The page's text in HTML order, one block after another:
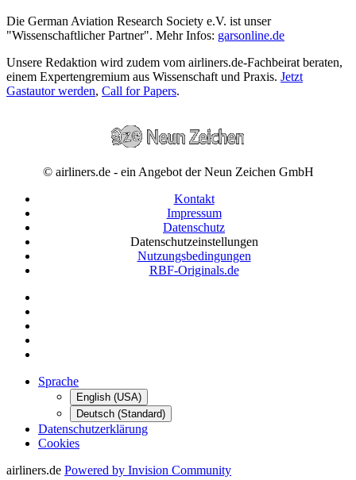
Die German Aviation Research Society e.V. ist unser
"Wissenschaftlicher Partner". Mehr Infos: garsonline.de
Unsere Redaktion wird zudem vom airliners.de-Fachbeirat beraten,
einem Expertengremium aus Wissenschaft und Praxis. Jetzt
Gastautor werden, Call for Papers.
© airliners.de - ein Angebot der Neun Zeichen GmbH
Kontakt
Impressum
Datenschutz
Datenschutzeinstellungen
Nutzungsbedingungen
RBF-Originals.de
Sprache
English (USA)
Deutsch (Standard)
Datenschutzerklärung
Cookies
airliners.de Powered by Invision Community